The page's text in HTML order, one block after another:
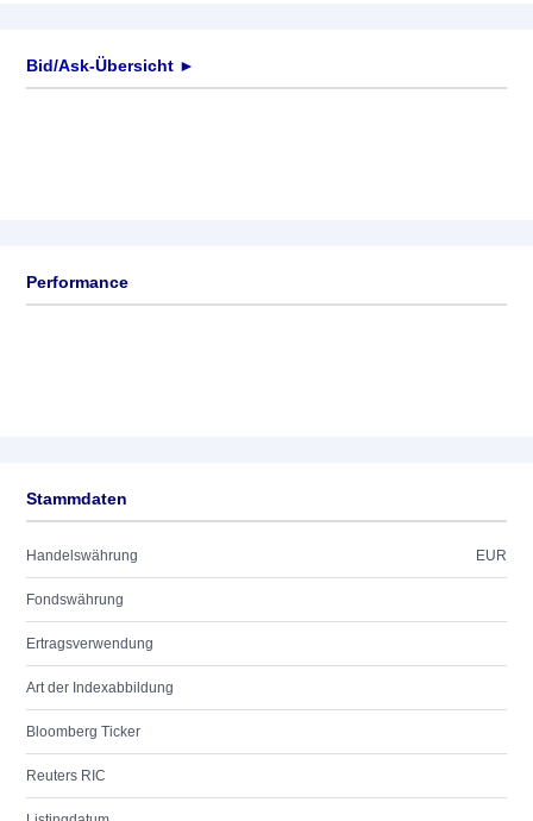
Bid/Ask-Übersicht ►
Performance
Stammdaten
Handelswährung EUR
Fondswährung
Ertragsverwendung
Art der Indexabbildung
Bloomberg Ticker
Reuters RIC